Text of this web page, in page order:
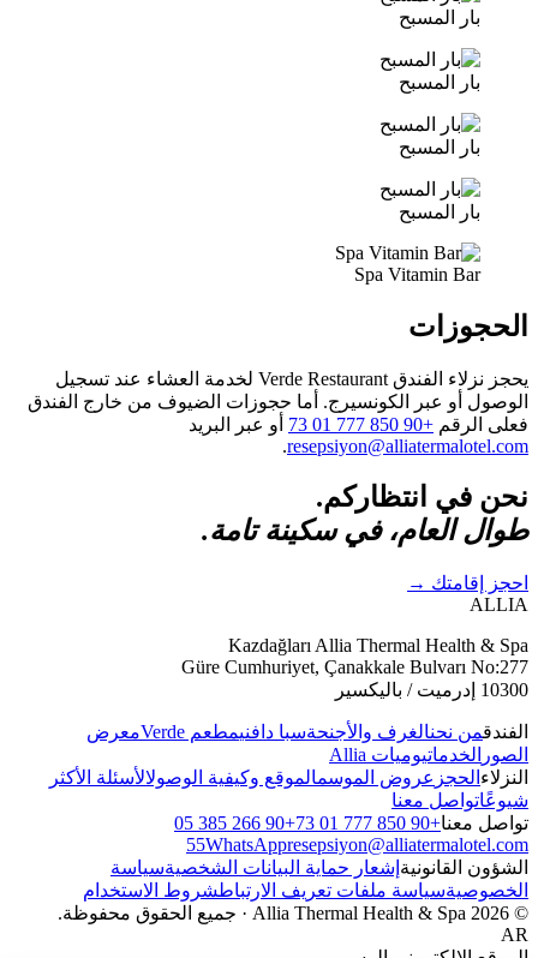
بار المسبح
بار المسبح
بار المسبح
بار المسبح
Spa Vitamin Bar
الحجوزات
يحجز نزلاء الفندق Verde Restaurant لخدمة العشاء عند تسجيل
الوصول أو عبر الكونسيرج. أما حجوزات الضيوف من خارج الفندق
فعلى الرقم +90 850 777 01 73
أو عبر البريد
resepsiyon@alliatermalotel.com
.
نحن في انتظاركم.
طوال العام، في سكينة تامة.
احجز إقامتك →
ALLIA
Kazdağları Allia Thermal Health & Spa
Güre Cumhuriyet, Çanakkale Bulvarı No:277
10300 إدرميت / باليكسير
الفندقمن نحنالغرف والأجنحةسبا دافنيمطعم Verde
معرض
الصور الخدماتيوميات Allia
النزلاء الحجز عروض الموسمالموقع وكيفية الوصولالأسئلة الأكثر
شيوعًاتواصل معنا
تواصل معنا+90 850 777 01 73
+90 266 385 05
55WhatsAppresepsiyon@alliatermalotel.com
الشؤون القانونية إشعار حماية البيانات الشخصيةسياسة
الخصوصيةسياسة ملفات تعريف الارتباطشروط الاستخدام
© 2026 Allia Thermal Health & Spa · جميع الحقوق محفوظة.
AR